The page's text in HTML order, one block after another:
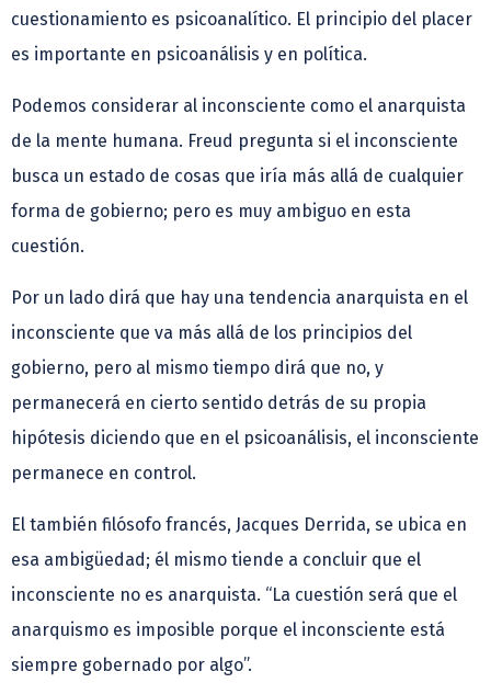
cuestionamiento es psicoanalítico. El principio del placer
es importante en psicoanálisis y en política.
Podemos considerar al inconsciente como el anarquista
de la mente humana. Freud pregunta si el inconsciente
busca un estado de cosas que iría más allá de cualquier
forma de gobierno; pero es muy ambiguo en esta
cuestión.
Por un lado dirá que hay una tendencia anarquista en el
inconsciente que va más allá de los principios del
gobierno, pero al mismo tiempo dirá que no, y
permanecerá en cierto sentido detrás de su propia
hipótesis diciendo que en el psicoanálisis, el inconsciente
permanece en control.
El también filósofo francés, Jacques Derrida, se ubica en
esa ambigüedad; él mismo tiende a concluir que el
inconsciente no es anarquista. “La cuestión será que el
anarquismo es imposible porque el inconsciente está
siempre gobernado por algo”.